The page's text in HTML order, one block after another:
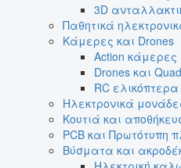
3D
Παθητικά
Κάμερες και Drones
Action κάμερες
Drones και
RC
Ηλεκτρονικά
Κουτιά και
PCB και Πρωτότυπη
Βύσματα και